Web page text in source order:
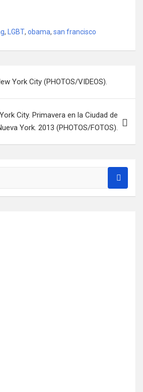
, LGBT, obama, san francisco
York City (PHOTOS/VIDEOS).
City. Primavera en la Ciudad de
York. 2013 (PHOTOS/FOTOS).